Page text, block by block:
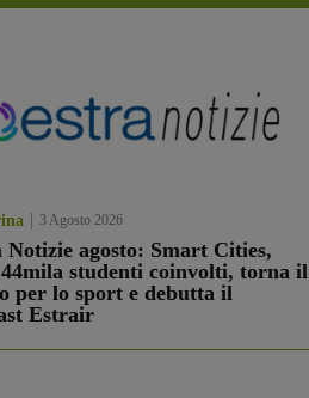
3 Agosto 2026
Notizie agosto: Smart Cities,
studenti coinvolti, torna il
per lo sport e debutta il
Estrair